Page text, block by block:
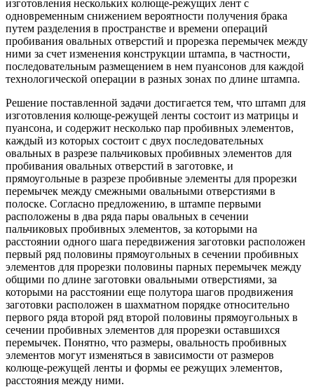
изготовления нескольких колюще-режущих лент с
одновременным снижением вероятности получения брака
путем разделения в пространстве и времени операций
пробивания овальных отверстий и прорезка перемычек между
ними за счет изменения конструкции штампа, в частности,
последовательным размещением в нем пуансонов для каждой
технологической операции в разных зонах по длине штампа.
Решение поставленной задачи достигается тем, что штамп для
изготовления колюще-режущей ленты состоит из матрицы и
пуансона, и содержит несколько пар пробивных элементов,
каждый из которых состоит с двух последовательных
овальных в разрезе пальчиковых пробивных элементов для
пробивания овальных отверстий в заготовке, и
прямоугольные в разрезе пробивные элементы для прорезки
перемычек между смежными овальными отверстиями в
полоске. Согласно предложению, в штампе первыми
расположены в два ряда пары овальных в сечении
пальчиковых пробивных элементов, за которыми на
расстоянии одного шага передвижения заготовки расположен
первый ряд половины прямоугольных в сечении пробивных
элементов для прорезки половины парных перемычек между
общими по длине заготовки овальными отверстиями, за
которыми на расстоянии еще полутора шагов продвижения
заготовки расположен в шахматном порядке относительно
первого ряда второй ряд второй половины прямоугольных в
сечении пробивных элементов для прорезки оставшихся
перемычек. Понятно, что размеры, овальность пробивных
элементов могут изменяться в зависимости от размеров
колюще-режущей ленты и формы ее режущих элементов,
расстояния между ними.